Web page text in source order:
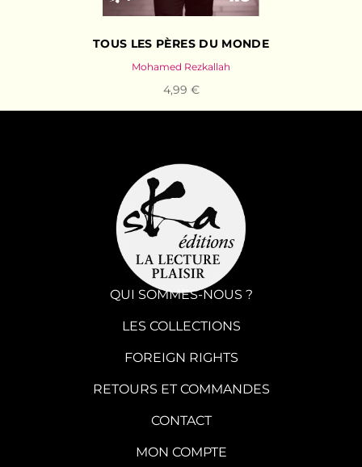
TOUS LES PÈRES DU MONDE
Mohamed Rezkallah
4,99 €
QUI SOMMES-NOUS ?
LES COLLECTIONS
FOREIGN RIGHTS
RETOURS ET COMMANDES
CONTACT
MON COMPTE